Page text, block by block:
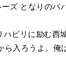
となりのパ
ビリに励む西
ら入ろうよ。